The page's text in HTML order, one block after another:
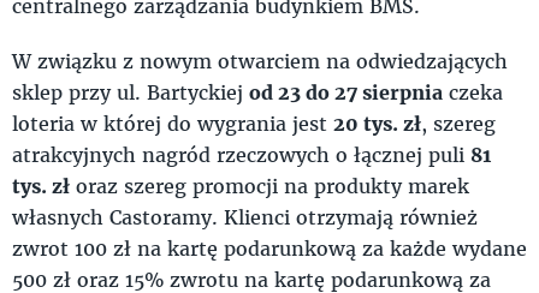
centralnego zarządzania budynkiem BMS.
W związku z nowym otwarciem na odwiedzających
sklep przy ul. Bartyckiej od 23 do 27 sierpnia czeka
loteria w której do wygrania jest 20 tys. zł, szereg
atrakcyjnych nagród rzeczowych o łącznej puli 81
tys. zł oraz szereg promocji na produkty marek
własnych Castoramy. Klienci otrzymają również
zwrot 100 zł na kartę podarunkową za każde wydane
500 zł oraz 15% zwrotu na kartę podarunkową za